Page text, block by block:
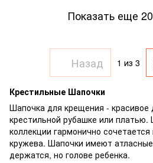
Показать еще
Назад 1 из 3
Крестильные Шапочки
Шапочка для крещения - красивое
крестильной рубашке или платью.
коллекции гармонично
кружева. Шапочки имеют
держатся, но голове ребенка.